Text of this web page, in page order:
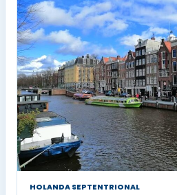
HOLANDA SEPTENTRIONAL